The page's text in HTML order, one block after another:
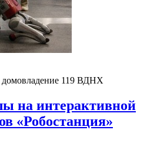
119 ВДНХ
на интерактивной
«Робостанция»